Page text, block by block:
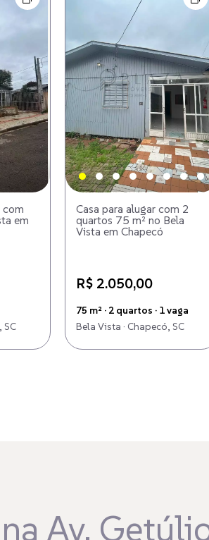
com
em
SC
Casa para alugar com 2
quartos 75 m² no Bela
Vista em Chapecó
R$ 2.050,00
75 m² · 2 quartos · 1 vaga
Bela Vista · Chapecó, SC
Av.